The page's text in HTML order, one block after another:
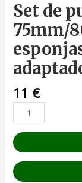
Set de
75mm/
11 €